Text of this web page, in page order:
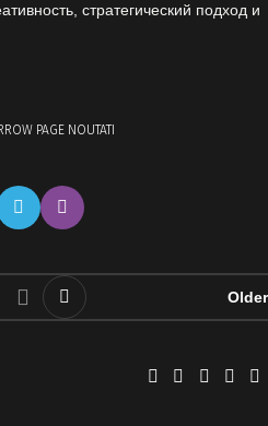
стратегический подход и
Older